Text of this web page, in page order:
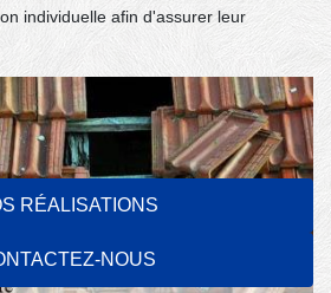
RÉALISATIONS
NOUS
individuelle afin d'assurer leur